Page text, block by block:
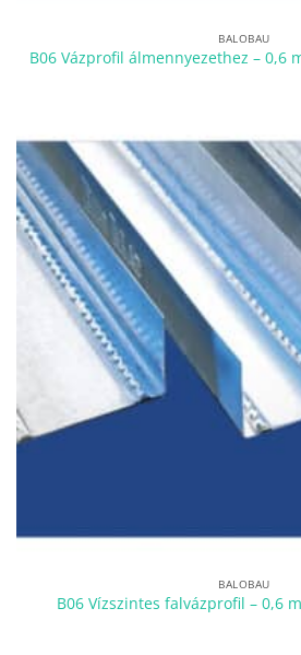
BALOBAU
B06 Vázprofil álmennyezethez – 0,6
BALOBAU
B06 Vízszintes falvázprofil – 0,6